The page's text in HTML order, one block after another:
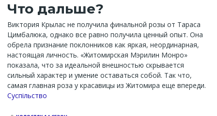
Что дальше?
Виктория Крылас не получила финальной розы от Тараса
Цимбалюка, однако все равно получила ценный опыт. Она
обрела признание поклонников как яркая, неординарная,
настоящая личность. «Житомирская Мэрилин Монро»
показала, что за идеальной внешностью скрывается
сильный характер и умение оставаться собой. Так что,
самая главная роза у красавицы из Житомира еще впереди.
Channel
Суспільство